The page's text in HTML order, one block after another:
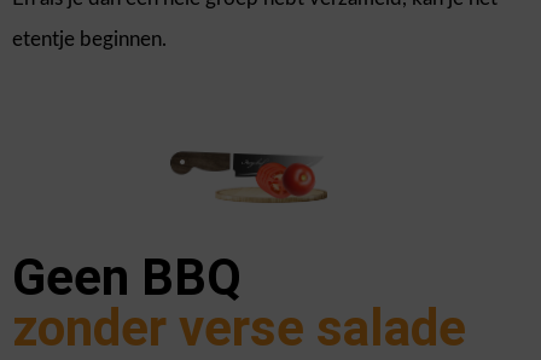
etentje beginnen.
Geen BBQ
zonder verse salade